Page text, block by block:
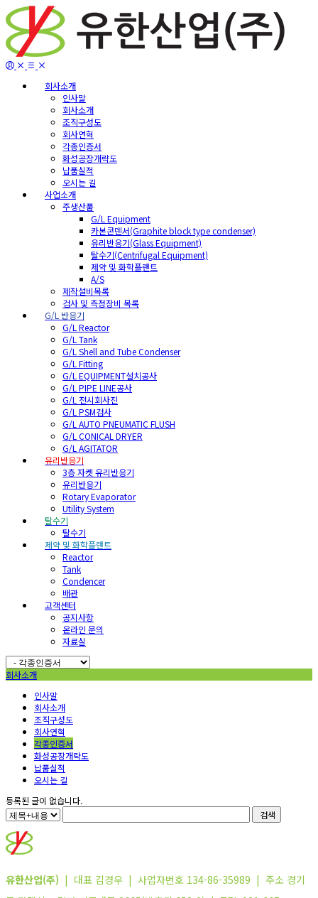
회사소개
인사말
회사소개
조직구성도
회사연혁
각종인증서
화성공장개략도
납품실적
오시는 길
사업소개
주생산품
G/L Equipment
카본콘덴서(Graphite block type condenser)
유리반응기(Glass Equipment)
탈수기(Centrifugal Equipment)
제약 및 화학플랜트
A/S
제작설비목록
검사 및 측정장비 목록
G/L 반응기
G/L Reactor
G/L Tank
G/L Shell and Tube Condenser
G/L Fitting
G/L EQUIPMENT설치공사
G/L PIPE LINE공사
G/L 전시회사진
G/L PSM검사
G/L AUTO PNEUMATIC FLUSH
G/L CONICAL DRYER
G/L AGITATOR
유리반응기
3층 자켓 유리반응기
유리반응기
Rotary Evaporator
Utility System
탈수기
탈수기
제약 및 화학플랜트
Reactor
Tank
Condencer
배관
고객센터
공지사항
온라인 문의
자료실
회사소개
인사말
회사소개
조직구성도
회사연혁
각종인증서
화성공장개략도
납품실적
오시는 길
등록된 글이 없습니다.
검색
유한산업(주) | 대표 김경우 | 사업자번호 134-86-35989 | 주소 경기